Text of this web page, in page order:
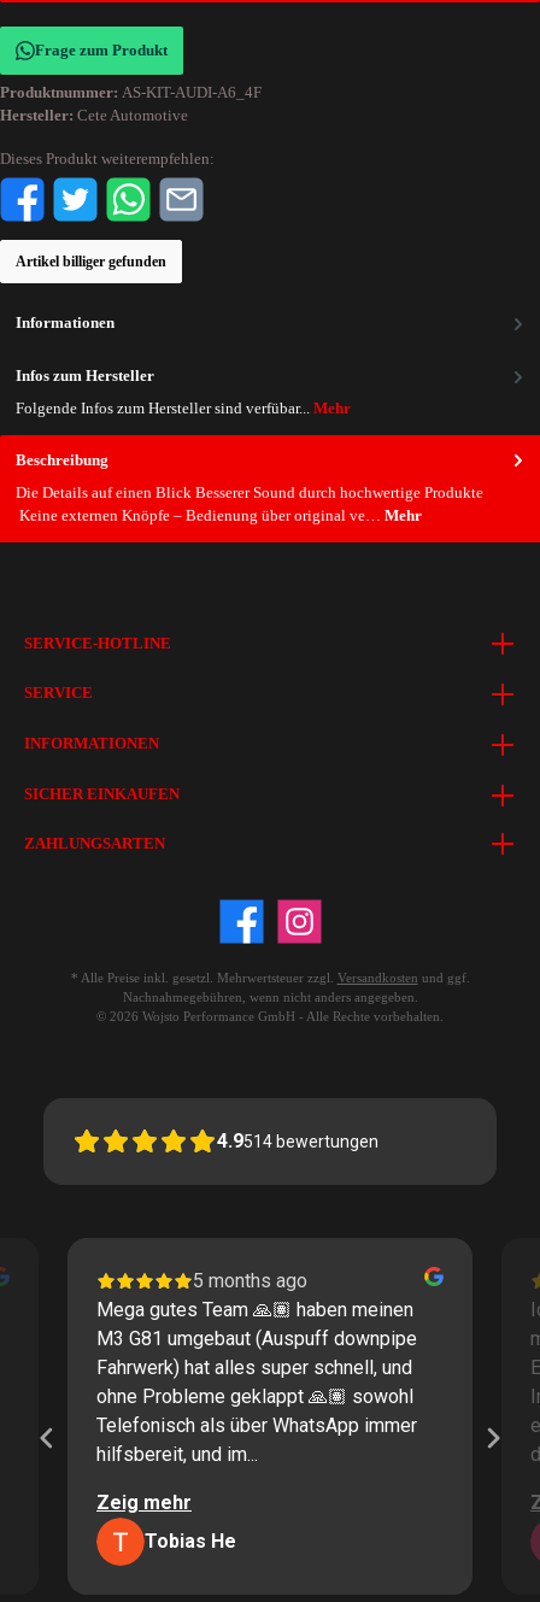
Frage zum Produkt
Produktnummer: AS-KIT-AUDI-A6_4F
Hersteller: Cete Automotive
Dieses Produkt weiterempfehlen:
Artikel billiger gefunden
Beschreibung
Die Details auf einen Blick Besserer Sound durch hochwertige Produkte
Keine externen Knöpfe – Bedienung über original ve… Mehr
Informationen
Infos zum Hersteller
Folgende Infos zum Hersteller sind verfübar... Mehr
SERVICE-HOTLINE
SERVICE
INFORMATIONEN
SICHER EINKAUFEN
ZAHLUNGSARTEN
* Alle Preise inkl. gesetzl. Mehrwertsteuer zzgl. Versandkosten und ggf.
Nachnahmegebühren, wenn nicht anders angegeben.
© 2026 Wojsto Performance GmbH - Alle Rechte vorbehalten.
4.9514 bewertungen
5 months ago
Mega gutes Team 🙏🏽 haben meinen
M3 G81 umgebaut (Auspuff downpipe
Fahrwerk) hat alles super schnell, und
ohne Probleme geklappt 🙏🏽 sowohl
Telefonisch als über WhatsApp immer
hilfsbereit, und im...
Zeig mehr
Tobias He